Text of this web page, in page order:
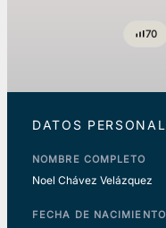
70
DATOS
NOMBRE COMPLETO
Noel Chávez Velázquez
FECHA DE NACIMIENTO